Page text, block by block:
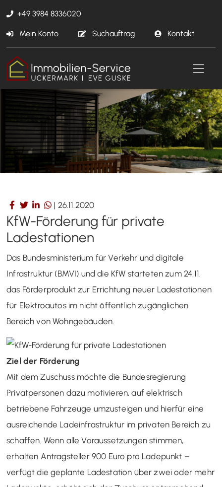
+49 3984 8336020
Mein Konto Suchauftrag Kontakt
| 26.11.2020
KfW-Förderung für private
Ladestationen
Das Bundesministerium für Verkehr und digitale
Infrastruktur (BMVI) und die KfW starteten zum 24.11.
das Förderprodukt zur Errichtung neuer Ladestationen
für Elektroautos im nicht öffentlich zugänglichen
Bereich von Wohngebäuden.
Ziel der Förderung
Mit dem Zuschuss möchte die Bundesregierung
Privatpersonen dazu motivieren, auf elektrisch
betriebene Fahrzeuge umzusteigen und hierfür eine
ausreichende Ladeinfrastruktur im privaten Bereich zu
schaffen. Wenn alle Voraussetzungen stimmen,
erhalten Antragsteller 900 Euro pro Ladepunkt –
verfügt die geplante Ladestation über zwei oder mehr